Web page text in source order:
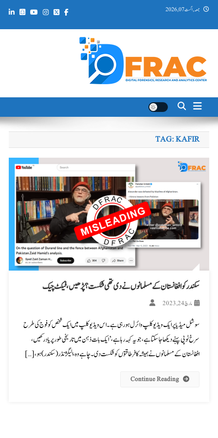
Skip جمعہ, اگست 07, 2026
DFRAC_ORG
TAG:KAFIR
سکندر کو افغانستان کے مسلمانوں نے دی تھی شکست؟ پڑھیں، فیکٹ چیک
مارچ 24, 2023
سوشل میڈیا پر ایک ویڈیو کلپ وائرل ہو رہی ہے۔ اس ویڈیو کلپ میں ایک شخص کو فوج کی طرح
سرخ ٹوپی پہنے دیکھا جا سکتا ہے، جو یہ کہہ رہا ہے،’ایک بات ذہن میں تاریخی طور پر یاد رکھیں،
افغانستان کے مسلمانوں نے ہمیشہ کافر طاقتوں کو شکست دی۔ چاہے وہ، الیگژنڈر (سکندر) ہو، […]
Continue Reading